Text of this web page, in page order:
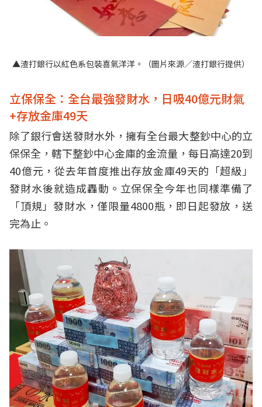
▲渣打銀行以紅色系包裝喜氣洋洋。（圖片來源／渣打銀行提供）
立保保全：全台最強發財水，日吸40億元財氣
+存放金庫49天
除了銀行會送發財水外，擁有全台最大整鈔中心的立
保保全，轄下整鈔中心金庫的金流量，每日高達20到
40億元，從去年首度推出存放金庫49天的「超級」
發財水後就造成轟動。立保保全今年也同樣準備了
「頂規」發財水，僅限量4800瓶，即日起發放，送
完為止。